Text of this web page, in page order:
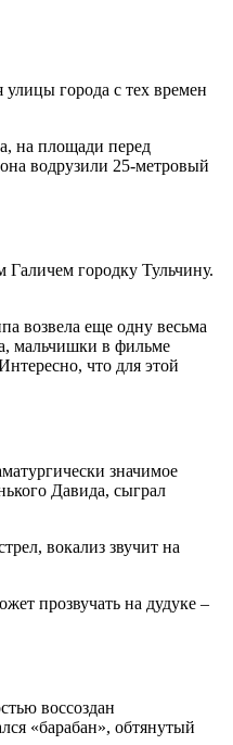
города с тех времен
на площади перед
водрузили 25-метровый
городку Тульчину.
возвела еще одну весьма
мальчишки в фильме
что для этой
значимое
Давида, сыграл
вокализ звучит на
прозвучать на дудуке –
воссоздан
«барабан», обтянутый